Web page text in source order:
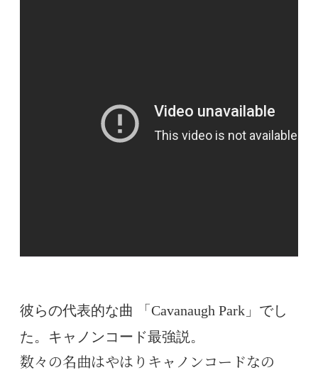
彼らの代表的な曲 「Cavanaugh Park」でし
た。キャノンコード最強説。
数々の名曲はやはりキャノンコードなの